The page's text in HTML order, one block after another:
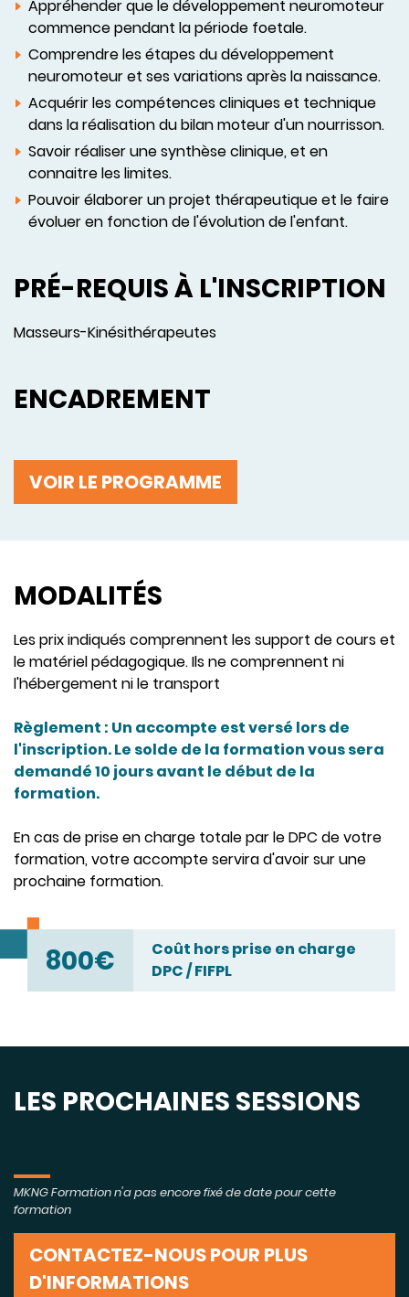
Appréhender que le développement neuromoteur
commence pendant la période foetale.
Comprendre les étapes du développement
neuromoteur et ses variations après la naissance.
Acquérir les compétences cliniques et technique
dans la réalisation du bilan moteur d'un nourrisson.
Savoir réaliser une synthèse clinique, et en
connaitre les limites.
Pouvoir élaborer un projet thérapeutique et le faire
évoluer en fonction de l'évolution de l'enfant.
PRÉ-REQUIS À L'INSCRIPTION
Masseurs-Kinésithérapeutes
ENCADREMENT
VOIR LE PROGRAMME
MODALITÉS
Les prix indiqués comprennent les support de cours et
le matériel pédagogique. Ils ne comprennent ni
l'hébergement ni le transport
Règlement : Un accompte est versé lors de
l'inscription. Le solde de la formation vous sera
demandé 10 jours avant le début de la
formation.
En cas de prise en charge totale par le DPC de votre
formation, votre accompte servira d'avoir sur une
prochaine formation.
800€
Coût hors prise en charge
DPC / FIFPL
LES PROCHAINES SESSIONS
MKNG Formation n'a pas encore fixé de date pour cette
formation
CONTACTEZ-NOUS POUR PLUS
D'INFORMATIONS